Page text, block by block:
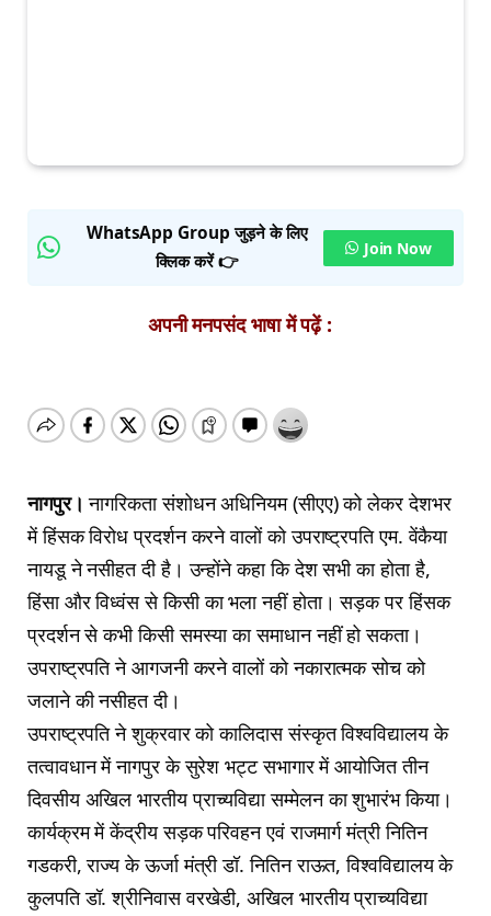
WhatsApp Group जुड़ने के लिए
क्लिक करें 👉
Join Now
अपनी मनपसंद भाषा में पढ़ें :
नागपुर। नागरिकता संशोधन अधिनियम (सीएए) को लेकर देशभर
में हिंसक विरोध प्रदर्शन करने वालों को उपराष्ट्रपति एम. वेंकैया
नायडू ने नसीहत दी है। उन्होंने कहा कि देश सभी का होता है,
हिंसा और विध्वंस से किसी का भला नहीं होता। सड़क पर हिंसक
प्रदर्शन से कभी किसी समस्या का समाधान नहीं हो सकता।
उपराष्ट्रपति ने आगजनी करने वालों को नकारात्मक सोच को
जलाने की नसीहत दी।
उपराष्ट्रपति ने शुक्रवार को कालिदास संस्कृत विश्वविद्यालय के
तत्वावधान में नागपुर के सुरेश भट्ट सभागार में आयोजित तीन
दिवसीय अखिल भारतीय प्राच्यविद्या सम्मेलन का शुभारंभ किया।
कार्यक्रम में केंद्रीय सड़क परिवहन एवं राजमार्ग मंत्री नितिन
गडकरी, राज्य के ऊर्जा मंत्री डॉ. नितिन राऊत, विश्वविद्यालय के
कुलपति डॉ. श्रीनिवास वरखेडी, अखिल भारतीय प्राच्यविद्या